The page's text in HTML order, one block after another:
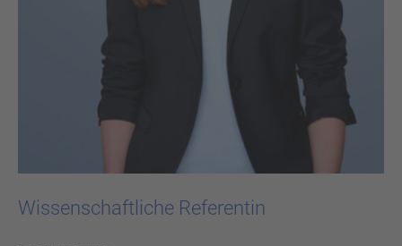
Wissenschaftliche Referentin